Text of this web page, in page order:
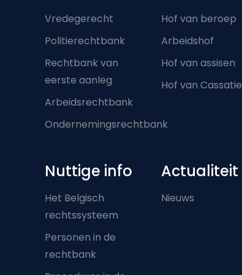
Vredegerecht
Politierechtbank
Rechtbank van
eerste aanleg
Arbeidsrechtbank
Ondernemingsrechtbank
Hof van beroep
Arbeidshof
Hof van assisen
Hof van Cassatie
Nuttige info
Het Belgisch
rechtssysteem
Personen in de
rechtbank
Actualiteit
Nieuws